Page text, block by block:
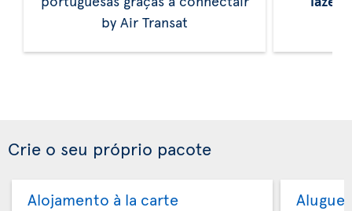
by Air Transat
Crie o seu próprio pacote
Alojamento à la carte